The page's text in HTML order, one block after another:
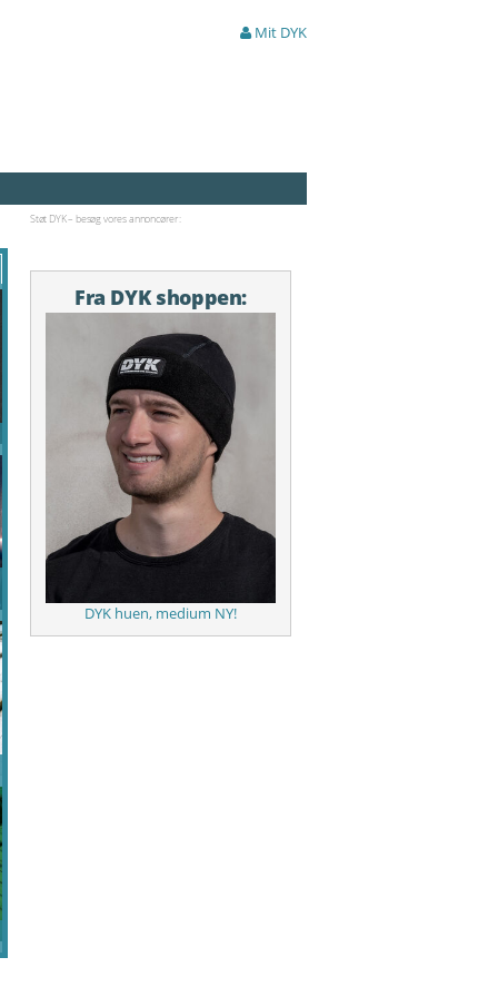
Mit DYK
Støt DYK – besøg vores annoncører:
Fra DYK shoppen:
DYK huen, medium NY!